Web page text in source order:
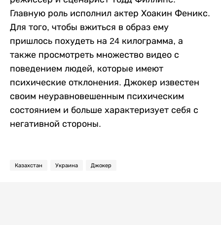
Главную роль исполнил актер Хоакин Феникс.
Для того, чтобы вжиться в образ ему
пришлось похудеть на 24 килограмма, а
также просмотреть множество видео с
поведением людей, которые имеют
психические отклонения. Джокер известен
своим неуравновешенным психическим
состоянием и больше характеризует себя с
негативной стороны.
Казахстан Украина Джокер